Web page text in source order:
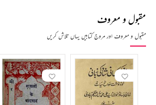
مقبول و معروف
مقبول و معروف اور مروج کتابیں یہاں تلاش کریں